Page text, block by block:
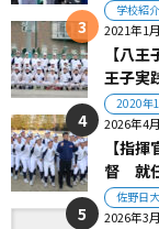
学校紹介
2021年1
【八
王子実
2020年
2026年4
【指
督 就
佐野日大
2026年3